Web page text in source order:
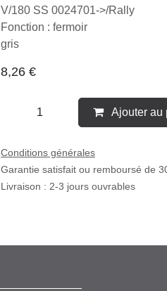
convient également pour
Sprint/​V/​180 SS 0024701->/​Rally
Fonction : fermoir
Ajouter
Conditions générales
Garantie satisfait ou remboursé de